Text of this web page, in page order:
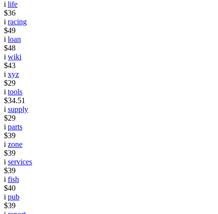
i life
$36
i racing
$49
i loan
$48
i wiki
$43
i xyz
$29
i tools
$34.51
i supply
$29
i parts
$39
i zone
$39
i services
$39
i fish
$40
i pub
$39